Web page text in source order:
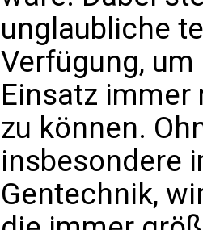
unglaubliche
Verfügung,
Einsatz immer
zu können.
insbesondere
Gentechnik,